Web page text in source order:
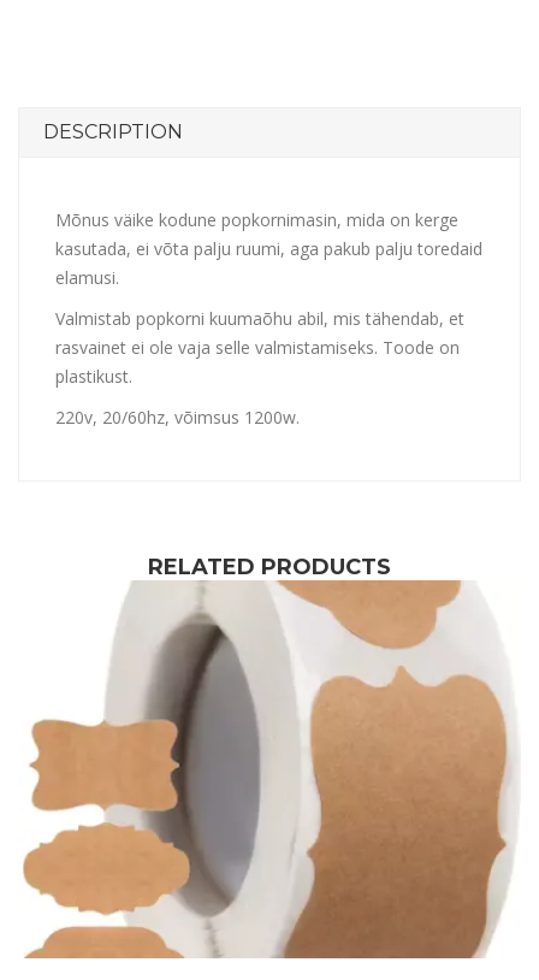
DESCRIPTION
Mõnus väike kodune popkornimasin, mida on kerge
kasutada, ei võta palju ruumi, aga pakub palju toredaid
elamusi.
Valmistab popkorni kuumaõhu abil, mis tähendab, et
rasvainet ei ole vaja selle valmistamiseks. Toode on
plastikust.
220v, 20/60hz, võimsus 1200w.
RELATED PRODUCTS